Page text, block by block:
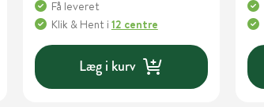
Få leveret
Klik & Hent i 12 centre
Læg i kurv